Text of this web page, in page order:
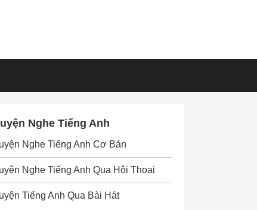
Nghe Tiếng Anh
Nghe Tiếng Anh Cơ Bản
Nghe Tiếng Anh Qua Hội Thoại
Tiếng Anh Qua Bài Hát